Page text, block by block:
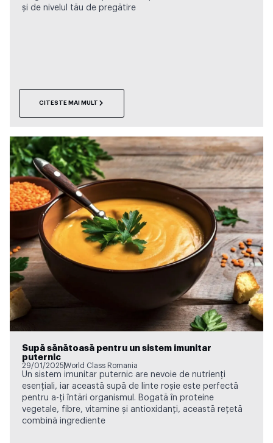
și de nivelul tău de pregătire
CITESTE MAI MULT
Supă sănătoasă pentru un sistem imunitar
puternic
29/01/2025World Class Romania
Un sistem imunitar puternic are nevoie de nutrienți
esențiali, iar această supă de linte roșie este perfectă
pentru a-ți întări organismul. Bogată în proteine
vegetale, fibre, vitamine și antioxidanți, această rețetă
combină ingrediente